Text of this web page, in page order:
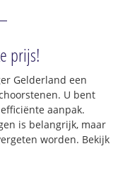
prijs!
Gelderland een
U bent
aanpak.
is belangrijk, maar
worden. Bekijk